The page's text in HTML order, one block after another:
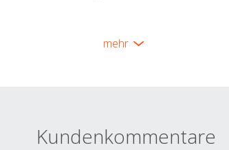
mehr
Kundenkommentare